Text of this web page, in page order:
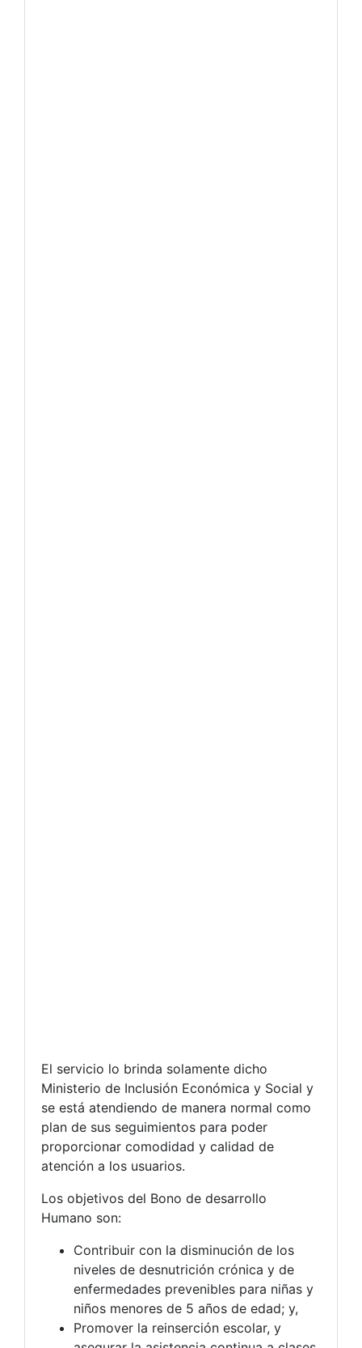
El servicio lo brinda solamente dicho
Ministerio de Inclusión Económica y Social y
se está atendiendo de manera normal como
plan de sus seguimientos para poder
proporcionar comodidad y calidad de
atención a los usuarios.
Los objetivos del Bono de desarrollo
Humano son:
Contribuir con la disminución de los
niveles de desnutrición crónica y de
enfermedades prevenibles para niñas y
niños menores de 5 años de edad; y,
Promover la reinserción escolar, y